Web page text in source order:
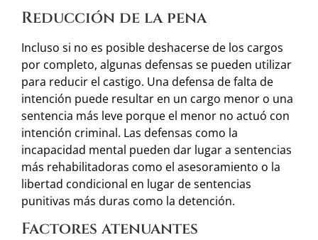
Reducción de la pena
Incluso si no es posible deshacerse de los cargos
por completo, algunas defensas se pueden utilizar
para reducir el castigo. Una defensa de falta de
intención puede resultar en un cargo menor o una
sentencia más leve porque el menor no actuó con
intención criminal. Las defensas como la
incapacidad mental pueden dar lugar a sentencias
más rehabilitadoras como el asesoramiento o la
libertad condicional en lugar de sentencias
punitivas más duras como la detención.
Factores atenuantes